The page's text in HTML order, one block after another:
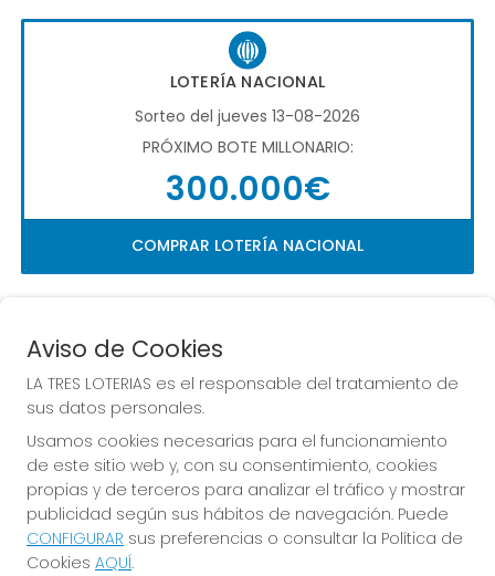
LOTERÍA NACIONAL
Sorteo del jueves 13-08-2026
PRÓXIMO BOTE MILLONARIO:
300.000€
COMPRAR LOTERÍA NACIONAL
¡La Tres Loterias te desea Mucha Suerte!
Aviso de Cookies
LA TRES LOTERIAS es el responsable del tratamiento de
sus datos personales.
Usamos cookies necesarias para el funcionamiento
de este sitio web y, con su consentimiento, cookies
propias y de terceros para analizar el tráfico y mostrar
publicidad según sus hábitos de navegación. Puede
CONFIGURAR sus preferencias o consultar la Política de
Cookies AQUÍ.